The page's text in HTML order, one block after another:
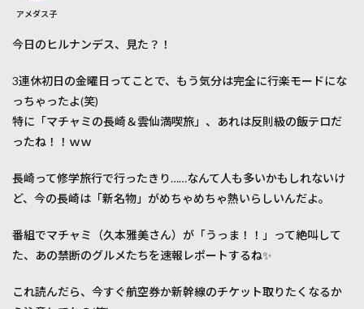
アメダス子
今日のヒルナンデス、見た？！
3連休初日の金曜日ってことで、もう気分は完全に行楽モードにな
っちゃったよ(笑)
特に「マチャミの長崎＆雲仙満喫旅」、あれは反則級の飯テロだ
ったね！！ｗｗ
長崎って修学旅行で行ったきり……なんて人も多いかもしれないけ
ど、今の長崎は「新名物」がめちゃめちゃ熱いらしいんだよ。
番組でマチャミ（久本雅美さん）が「うっま！！」って絶叫して
た、あの禁断のグルメたちを速報レポートするね✨
これ読んだら、今すぐ航空券か新幹線のチケット取りたくなるか